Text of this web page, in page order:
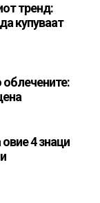
тренд:
купуваат
облечените:
4 знаци